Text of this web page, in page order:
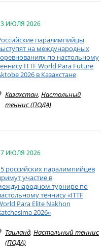
ИЮЛЯ 2026
паралимпийцы
на международных
по настольному
ITTF World Para Future
2026 в Казахстане
Казахстан, Настольный
теннис (ПОДА)
ИЮЛЯ 2026
российских паралимпийцев
участие в
турнире по
теннису «ITTF
Para Elite Nakhon
2026»
Таиланд, Настольный теннис
(ПОДА)